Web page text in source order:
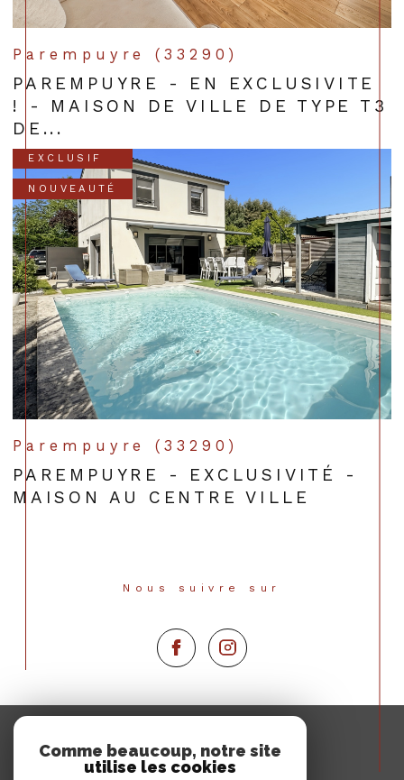
Parempuyre (33290)
PAREMPUYRE - EN EXCLUSIVITE
! - MAISON DE VILLE DE TYPE T3
DE...
EXCLUSIF
NOUVEAUTÉ
Parempuyre (33290)
PAREMPUYRE - EXCLUSIVITÉ -
MAISON AU CENTRE VILLE
Nous suivre sur
PROPRIÉTAIRE
Comme beaucoup, notre site
utilise les cookies